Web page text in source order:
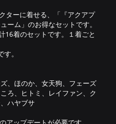
ターに着せる、「『アクアプ
ーム」のお得なセットです。
16着のセットです。１着ごと
。
、ほのか、女天狗、フェーズ
ろ、ヒトミ、レイファン、ク
ハヤブサ